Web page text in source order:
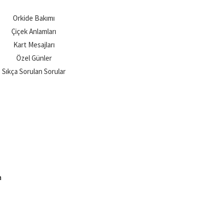
Orkide Bakımı
Çiçek Anlamları
Kart Mesajları
Özel Günler
Sıkça Sorulan Sorular